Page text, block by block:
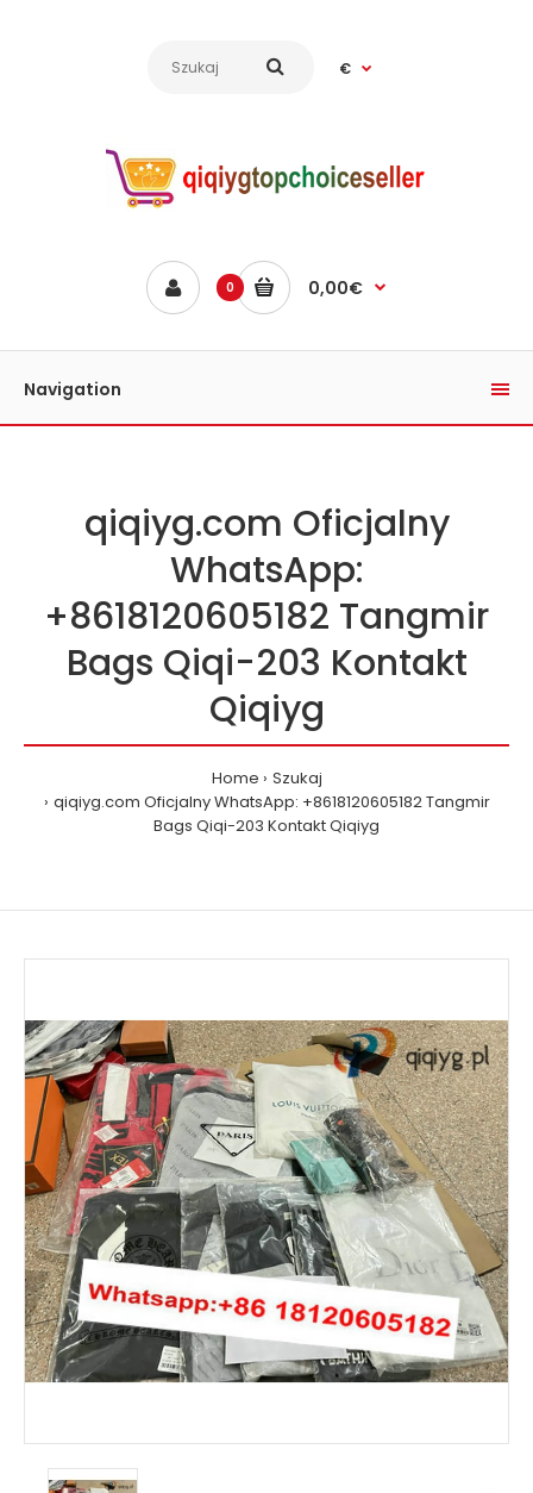
€
0 0,00€
Navigation
qiqiyg.com Oficjalny
WhatsApp:
+8618120605182 Tangmir
Bags Qiqi-203 Kontakt
Qiqiyg
Home
Szukaj
qiqiyg.com Oficjalny WhatsApp: +8618120605182 Tangmir
Bags Qiqi-203 Kontakt Qiqiyg